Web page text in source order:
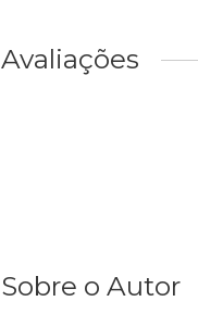
Avaliações
Sobre o Autor